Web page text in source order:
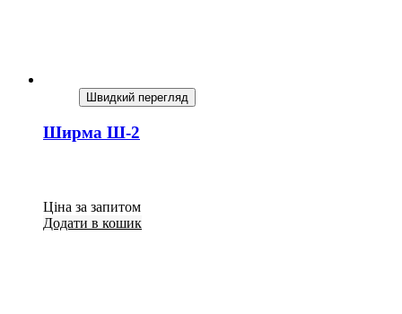
Швидкий перегляд
Ширма Ш-2
Ціна за запитом
Додати в кошик